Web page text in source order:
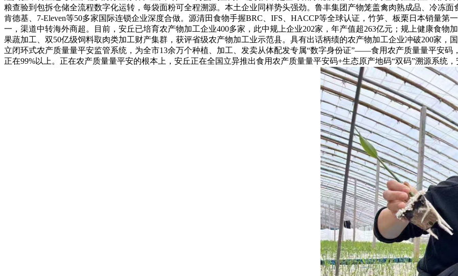
粮查验到包拆仓储全流程数字化运转，每袋面粉可全程溯源。本土企业同样势头强劲。鲁丰集团产物笼盖禽肉熟成品、冷冻
肯德基、7-Eleven等50多家国际连锁企业深度合做。源清田食物手握BRC、IFS、HACCP等全球认证，竹笋、板栗日本销量
一，渠道中转海外商超。目前，安丘已培育农产物加工企业400多家，此中规上企业202家，年产值超263亿元；规上健康食物
果蔬加工、双50亿级饲料取肉类加工财产集群，获评省级农产物加工业示范县。具有出话柄绩的农产物加工企业冲破200家，
立闭环式农产质量量平安监管系统，为全市13余万个种植、加工、发卖从体配发专属“数字身份证”——食用农产质量量平安
正在99%以上。正在农产质量量平安的根本上，安丘正在全国立异推出食用农产质量量平安码+生态原产地码“双码”溯源系统